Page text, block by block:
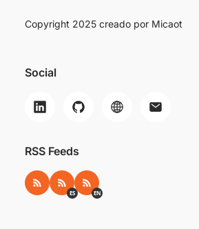
Copyright 2025 creado por Micaot
Social
RSS Feeds
RSS RSS ES
ES RSS EN
EN